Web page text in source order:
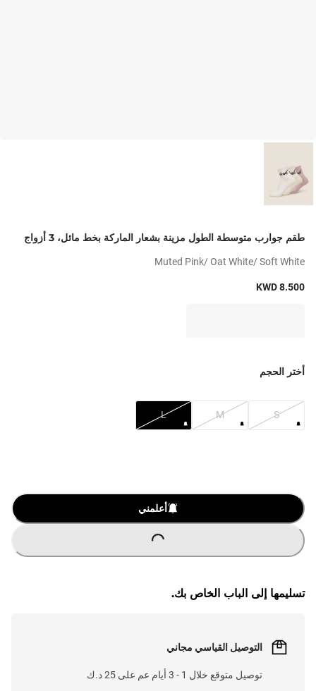
طقم جوارب متوسطة الطول مزينة بشعار الماركة بخط مائل، 3 أزواج
Muted Pink/ Oat White/ Soft White
KWD 8.500
أختر الحجم
S
M
L
أعلمنيL
O
A
D
I
N
G
.
.
.
تسليمها إلى الباب الخاص بك.
التوصيل القياسي مجاني
توصيل متوقع خلال 1 - 3 أيام عم على 25 د.ك